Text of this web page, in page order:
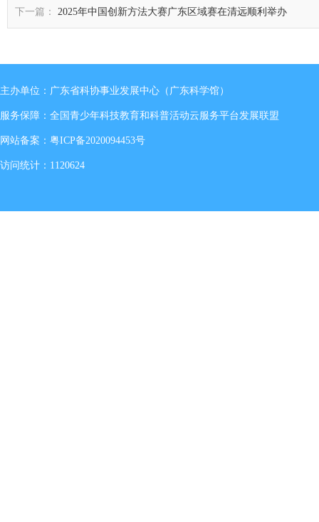
下一篇：
2025年中国创新方法大赛广东区域赛在清远顺利举办
主办单位：广东省科协事业发展中心（广东科学馆）
服务保障：全国青少年科技教育和科普活动云服务平台发展联盟
网站备案： 粤ICP备2020094453号
访问统计：1120624